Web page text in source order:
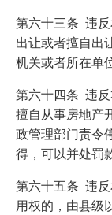
第六十三条 违
出让或者擅自出
机关或者所在单
第六十四条 违
擅自从事房地产
政管理部门责令
得，可以并处罚款
第六十五条 违
用权的，由县级